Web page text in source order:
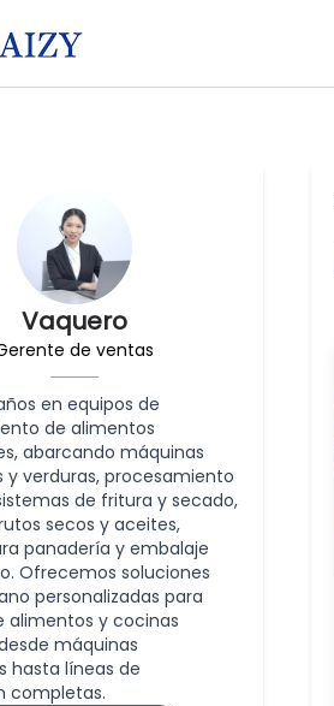
Vaquero
de ventas
en equipos de
de alimentos
abarcando máquinas
y verduras, procesamiento
de fritura y secado,
secos y aceites,
panadería y embalaje
Ofrecemos soluciones
personalizadas para
alimentos y cocinas
máquinas
hasta líneas de
completas.